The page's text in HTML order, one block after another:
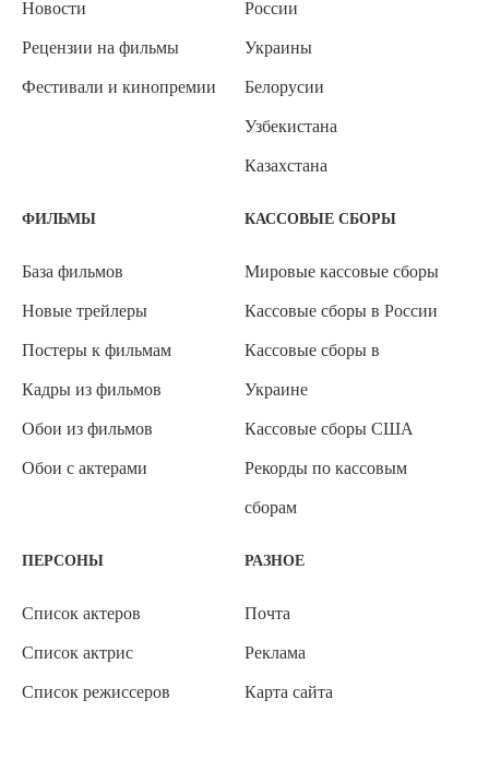
Новости
Рецензии на фильмы
Фестивали и кинопремии
России
Украины
Белорусии
Узбекистана
Казахстана
ФИЛЬМЫ
База фильмов
Новые трейлеры
Постеры к фильмам
Кадры из фильмов
Обои из фильмов
Обои с актерами
КАССОВЫЕ СБОРЫ
Мировые кассовые сборы
Кассовые сборы в России
Кассовые сборы в
Украине
Кассовые сборы США
Рекорды по кассовым
сборам
ПЕРСОНЫ
Список актеров
Список актрис
Список режиссеров
РАЗНОЕ
Почта
Реклама
Карта сайта